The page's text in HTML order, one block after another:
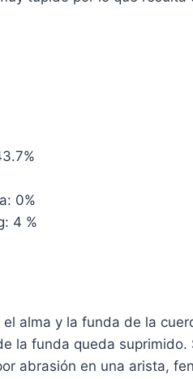
0%
4 %
alma y la funda de la
la funda queda
abrasión en una arista,